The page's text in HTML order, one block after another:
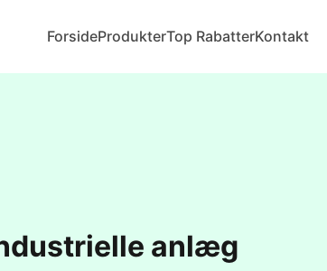
ForsideProdukterTop RabatterKontakt
anlæg